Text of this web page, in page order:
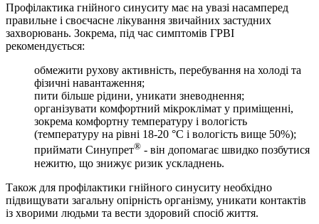
Профілактика гнійного синуситу має на увазі насамперед
правильне і своєчасне лікування звичайних застудних
захворювань. Зокрема, під час симптомів ГРВІ
рекомендується:
обмежити рухову активність, перебування на холоді та
фізичні навантаження;
пити більше рідини, уникати зневоднення;
організувати комфортний мікроклімат у приміщенні,
зокрема комфортну температуру і вологість
(температуру на рівні 18-20 °С і вологість вище 50%);
приймати Синупрет® - він допомагає швидко позбутися
нежитю, що знижує ризик ускладнень.
Також для профілактики гнійного синуситу необхідно
підвищувати загальну опірність організму, уникати контактів
із хворими людьми та вести здоровий спосіб життя.